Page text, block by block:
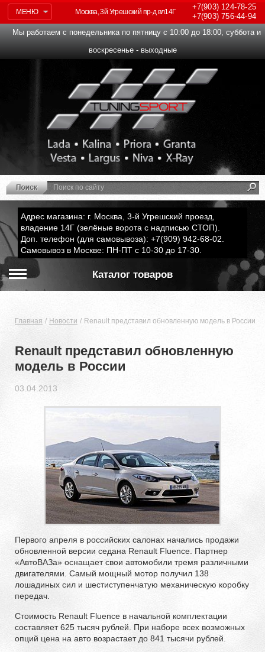
МЕНЮ
+7(903)124-78-25
+7(903)756-44-94
Москва, 3й Угрешский пр-д вл14Г
Мы работаем с понедельника по пятницу с 10:00 до 18:00, суббота и
воскресенье - выходные
Адрес магазина: г. Москва, 3-й Угрешский проезд,
владение 14Г (зелёные ворота с надписью СТОП).
Доп. телефон (для самовывоза): +7(909) 942-68-02.
Самовывоз в Москве: ПН-ПТ с 10-30 до 17-30.
Каталог товаров
Главная Новости Renault представил обновленную модель в России
Renault представил обновленную
модель в России
03.04.2013
Первого апреля в российских салонах начались продажи
обновленной версии седана Renault Fluence. Партнер
«АвтоВАЗа» оснащает свои автомобили тремя различными
двигателями. Самый мощный мотор получил 138
лошадиных сил и шестиступенчатую механическую коробку
передач.
Стоимость Renault Fluence в начальной комплектации
составляет 625 тысяч рублей. При наборе всех возможных
опций цена на авто возрастает до 841 тысячи рублей.